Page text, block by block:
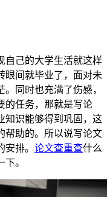
自己的大学生活就这样
眼间就毕业了，面对未
同时也充满了伤感，
的任务，那就是写论
知识能够得到巩固，这
帮助的。所以说写论文
排。 论文查重查什么
。